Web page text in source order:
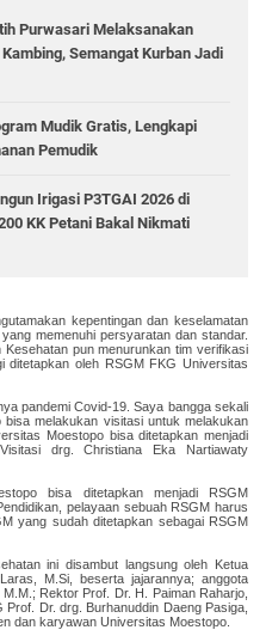
Purwasari Melaksanakan
Semangat Kurban Jadi
Mudik Gratis, Lengkapi
Pemudik
Irigasi P3TGAI 2026 di
KK Petani Bakal Nikmati
kepentingan dan keselamatan
memenuhi persyaratan dan standar.
pun menurunkan tim verifikasi
ditetapkan oleh RSGM FKG Universitas
pandemi Covid-19. Saya bangga sekali
melakukan visitasi untuk melakukan
Moestopo bisa ditetapkan menjadi
drg. Christiana Eka Nartiawaty
bisa ditetapkan menjadi RSGM
pelayaan sebuah RSGM harus
yang sudah ditetapkan sebagai RSGM
ini disambut langsung oleh Ketua
M.Si, beserta jajarannya; anggota
Rektor Prof. Dr. H. Paiman Raharjo,
Dr. drg. Burhanuddin Daeng Pasiga,
dan karyawan Universitas Moestopo.